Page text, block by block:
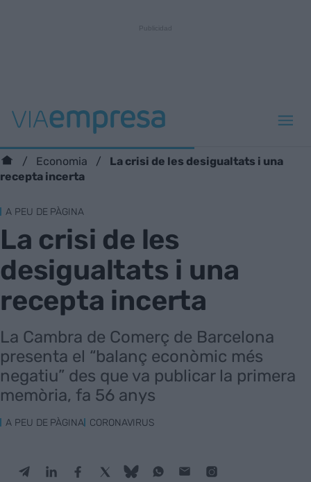
Economia
La crisi de les desigualtats i una
recepta incerta
A PEU DE PÀGINA
La crisi de les
desigualtats i una
recepta incerta
La Cambra de Comerç de Barcelona
presenta el “balanç econòmic més
negatiu” des que va publicar la primera
memòria, fa 56 anys
A PEU DE PÀGINA CORONAVIRUS